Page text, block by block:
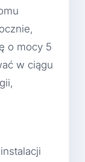
o mocy 5
w ciągu